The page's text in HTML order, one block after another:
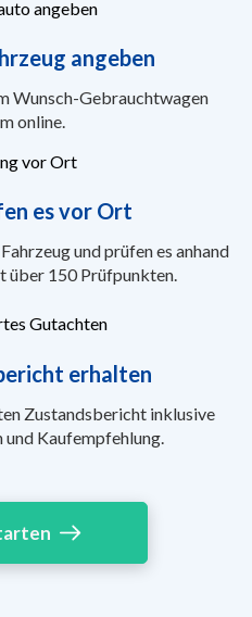
angeben
Wunsch-Gebrauchtwagen
online.
es vor Ort
und prüfen es anhand
über 150 Prüfpunkten.
erhalten
Zustandsbericht inklusive
Kaufempfehlung.